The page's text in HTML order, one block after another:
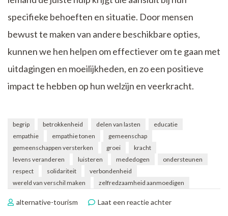
specifieke behoeften en situatie. Door mensen
bewust te maken van andere beschikbare opties,
kunnen we hen helpen om effectiever om te gaan met
uitdagingen en moeilijkheden, en zo een positieve
impact te hebben op hun welzijn en veerkracht.
begrip betrokkenheid delen van lasten
educatie
empathie
empathie tonen
gemeenschap
gemeenschappen versterken
groei
kracht
levens veranderen
luisteren mededogen
ondersteunen
respect
solidariteit
verbondenheid
wereld van verschil maken
zelfredzaamheid aanmoedigen
alternative-tourism Laat een reactie achterop